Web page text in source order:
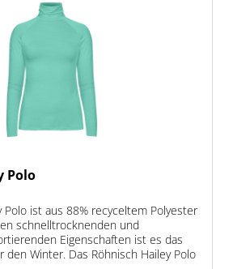
Polo
Polo ist aus 88% recyceltem Polyester
schnelltrocknenden und
Eigenschaften ist es das
Winter. Das Röhnisch Hailey Polo